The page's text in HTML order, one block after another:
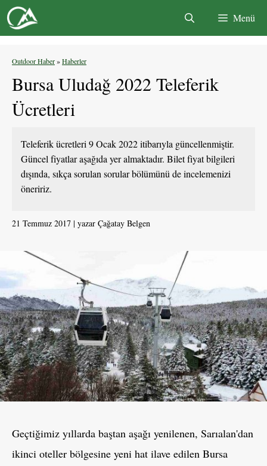
İçeriğe
atla
Menü
Outdoor Haber»Haberler
Bursa Uludağ 2022 Teleferik
Ücretleri
Teleferik ücretleri 9 Ocak 2022 itibarıyla güncellenmiştir.
Güncel fiyatlar aşağıda yer almaktadır. Bilet fiyat bilgileri
dışında, sıkça sorulan sorular bölümünü de incelemenizi
öneririz.
21 Temmuz 2017 yazar Çağatay Belgen
Geçtiğimiz yıllarda baştan aşağı yenilenen, Sarıalan'dan
ikinci oteller bölgesine yeni hat ilave edilen Bursa